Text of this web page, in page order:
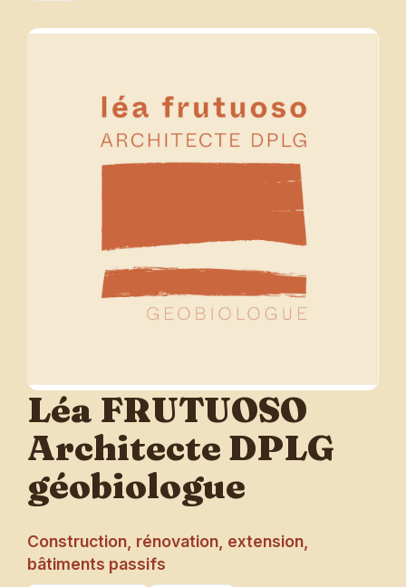
Léa FRUTUOSO
Architecte DPLG
géobiologue
Construction, rénovation, extension,
bâtiments passifs